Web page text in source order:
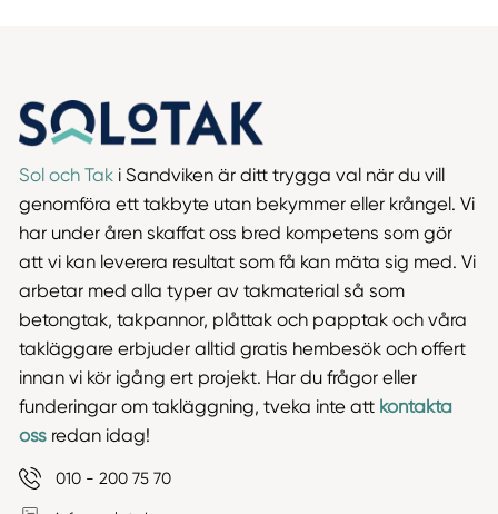
Sol och Taki Sandviken är ditt trygga val när du vill
genomföra ett takbyte utan bekymmer eller krångel. Vi
har under åren skaffat oss bred kompetens som gör
att vi kan leverera resultat som få kan mäta sig med. Vi
arbetar med alla typer av takmaterial så som
betongtak, takpannor, plåttak och papptak och våra
takläggare erbjuder alltid gratis hembesök och offert
innan vi kör igång ert projekt. Har du frågor eller
funderingar om takläggning, tveka inte att kontakta
ossredan idag!
010 - 200 75 70